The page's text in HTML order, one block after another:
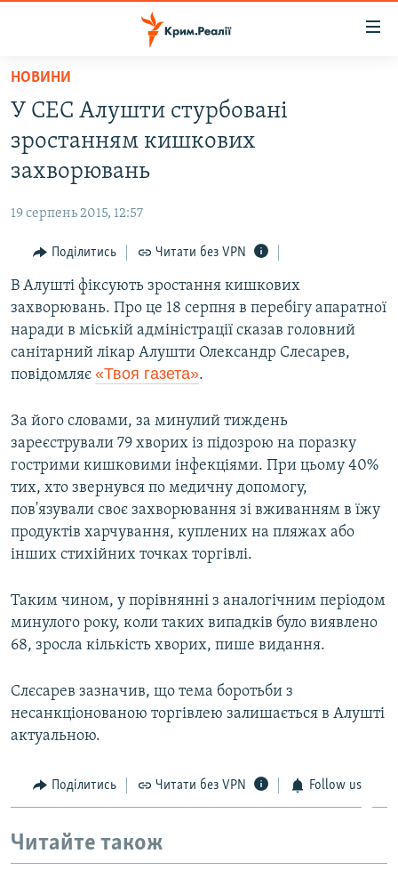
Перейти
основного
матеріалу
Перейти
до
основної
навігації
Перейти
пошуку
ВІДЕО ТА ФОТО
БЛОГИ
ПОГЛЯД
ІНТЕРВ'Ю
ВСЕ ЗА ДЕНЬ
СПЕЦПРОЕКТИ
ДЕПОРТАЦІЯ
ВІДЕОУРОКИ «ELIFBE»
СВІДЧЕННЯ ОКУПАЦІЇ
ІНФОГРАФІКА
ЯК ОБІЙТИ БЛОКУВАННЯ
Русский
Qırımtatar
ДОЛУЧАЙСЯ!
Усі сайти RFE/RL
НОВИНИ
У СЕС Алушти стурбовані
зростанням кишкових
захворювань
19 серпень 2015, 12:57
Поділитись Читати без VPN
В Алушті фіксують зростання кишкових
захворювань. Про це 18 серпня в перебігу апаратної
наради в міській адміністрації сказав головний
санітарний лікар Алушти Олександр Слесарев,
повідомляє «Твоя газета».
За його словами, за минулий тиждень
зареєстрували 79 хворих із підозрою на поразку
гострими кишковими інфекціями. При цьому 40%
тих, хто звернувся по медичну допомогу,
пов'язували своє захворювання зі вживанням в їжу
продуктів харчування, куплених на пляжах або
інших стихійних точках торгівлі.
Таким чином, у порівнянні з аналогічним періодом
минулого року, коли таких випадків було виявлено
68, зросла кількість хворих, пише видання.
Слєсарев зазначив, що тема боротьби з
несанкціонованою торгівлею залишається в Алушті
актуальною.
Поділитись Читати без VPN Follow us
Читайте також